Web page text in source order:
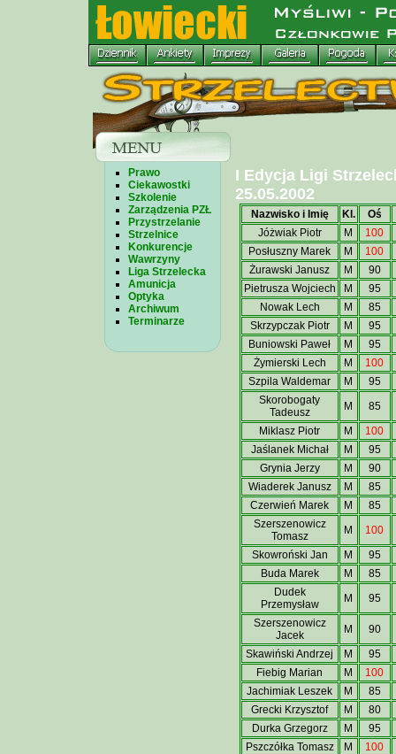
Prawo
Ciekawostki
Szkolenie
Zarządzenia PZŁ
Przystrzelanie
Strzelnice
Konkurencje
Wawrzyny
Liga Strzelecka
Amunicja
Optyka
Archiwum
Terminarze
I Edycja Ligi
25.05.2002
Nazwisko i Imię Kl. Oś
Jóżwiak Piotr
M
100
Posłuszny Marek
M
100
Żurawski Janusz
M
90
Pietrusza Wojciech
M
95
Nowak Lech
M
85
Skrzypczak Piotr
M
95
Buniowski Paweł
M
95
Żymierski Lech
M
100
Szpila Waldemar
M
95
Skorobogaty
Tadeusz
M
85
Miklasz Piotr
M
100
Jaślanek Michał
M
95
Grynia Jerzy
M
90
Wiaderek Janusz
M
85
Czerwień Marek
M
85
Szerszenowicz
Tomasz
M
100
Skowroński Jan
M
95
Buda Marek
M
85
Dudek
Przemysław
M
95
Szerszenowicz
Jacek
M
90
Skawiński Andrzej
M
95
Fiebig Marian
M
100
Jachimiak Leszek
M
85
Grecki Krzysztof
M
80
Durka Grzegorz
M
95
Pszczółka Tomasz
M
100